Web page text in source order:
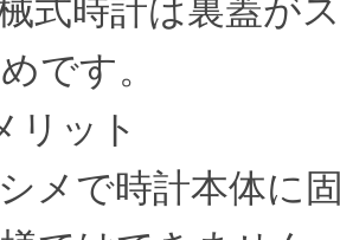
計は裏蓋がス
です。
ット
時計本体に固